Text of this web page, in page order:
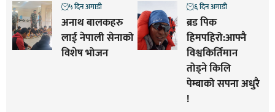
अनाथ बालकहरु
लाई नेपाली सेनाको
विशेष भोजन
५ दिन अगाडी
ब्रड पिक
हिमपहिरो:आफ्नै
विश्वकिर्तिमान
तोड्ने किलि
पेम्बाको सपना अधुरै
!
६ दिन अगाडी